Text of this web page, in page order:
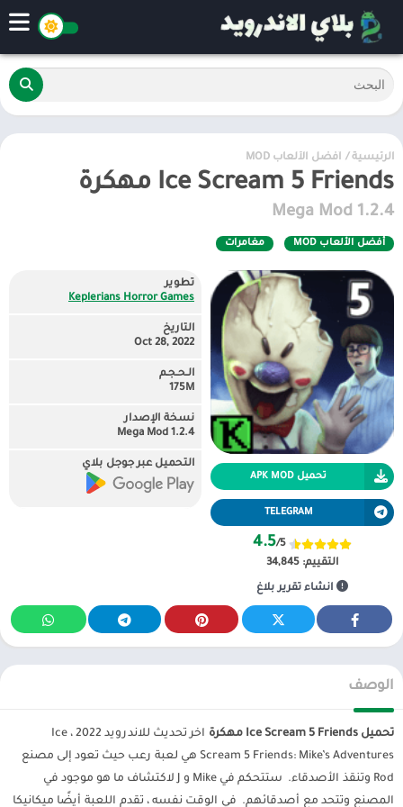
الرئيسية / أفضل الألعاب MOD
Ice Scream 5 Friends مهكرة
1.2.4 Mega Mod
أفضل الألعاب MOD مغامرات
تحميل APK MOD
TELEGRAM
4.5/5
التقييم: 34,845
انشاء تقرير بلاغ
تطوير
Keplerians Horror Games
التاريخ
Oct 28, 2022
الـحـجـم
175M
نسخة الإصدار
1.2.4 Mega Mod
التحميل عبر جوجل بلاي
الوصف
تحميل Ice Scream 5 Friends مهكرة
اخر تحديث للاندرويد 2022 ، Ice
Scream 5 Friends: Mike’s Adventures هي لعبة رعب حيث تعود إلى مصنع
Rod وتنقذ الأصدقاء. ستتحكم في Mike و J لاكتشاف ما هو موجود في
المصنع وتتحد مع أصدقائهم. في الوقت نفسه ، تقدم اللعبة أيضًا ميكانيكا